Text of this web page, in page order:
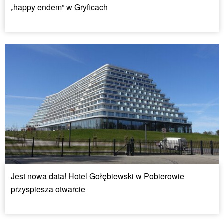
„happy endem” w Gryficach
Jest nowa data! Hotel Gołębiewski w Pobierowie
przyspiesza otwarcie